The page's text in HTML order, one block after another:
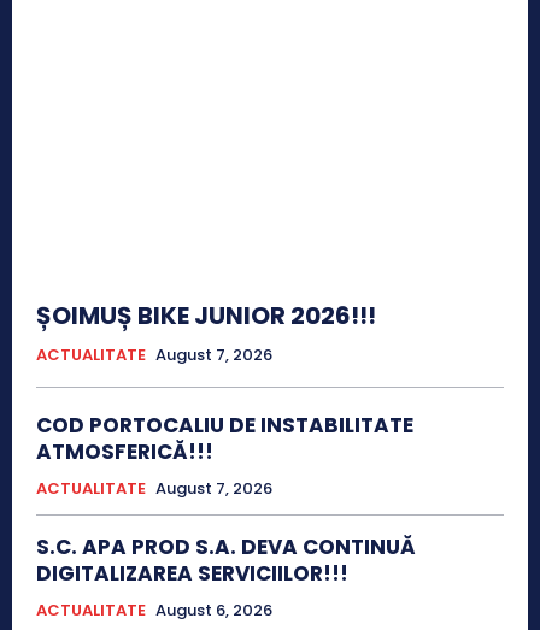
ȘOIMUȘ BIKE JUNIOR 2026!!!
ACTUALITATE August 7, 2026
COD PORTOCALIU DE INSTABILITATE
ATMOSFERICĂ!!!
ACTUALITATE August 7, 2026
S.C. APA PROD S.A. DEVA CONTINUĂ
DIGITALIZAREA SERVICIILOR!!!
ACTUALITATE August 6, 2026